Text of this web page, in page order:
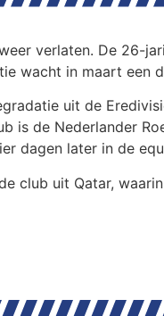
verlaten. De 26-
wacht in maart
uit de
is de Nederlander
dagen later in de
club uit Qatar,